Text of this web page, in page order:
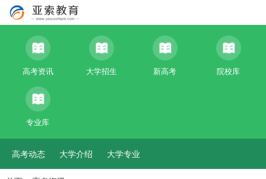
高考资讯 大学招生 新高考 院校库
专业库
高考动态 大学介绍 大学专业